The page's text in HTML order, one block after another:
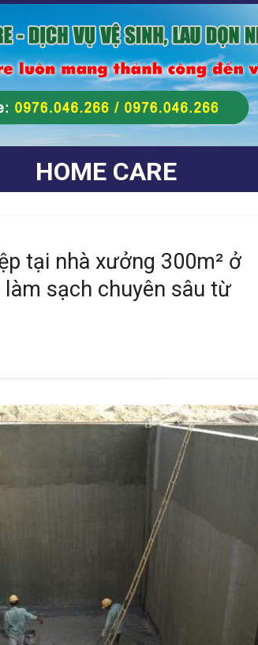
HOME CARE
tại nhà xưởng 300m² ở
sạch chuyên sâu từ